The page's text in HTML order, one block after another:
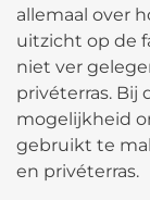
allemaal over
uitzicht op de
niet ver
privéterras. Bij
mogelijkheid
gebruikt te
en privéterras.